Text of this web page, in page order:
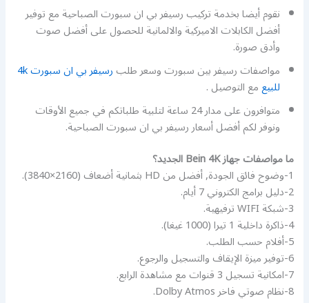
نقوم أيضا بخدمة تركيب رسيفر بي ان سبورت الصباحية مع توفير
أفضل الكابلات الاميركية والالمانية للحصول على أفضل صوت
وأدق صورة.
مواصفات رسيفر بين سبورت وسعر طلب
رسيفر بي ان سبورت 4k
للبيعمع التوصيل .
متوافرون على مدار 24 ساعة لتلبية طلباتكم في جميع الأوقات
ونوفر لكم أفضل أسعار رسيفر بي ان سبورت الصباحية.
ما مواصفات جهاز Bein 4K الجديد؟
1-وضوح فائق الجودة, أفضل من HD بثمانية أضعاف (2160×3840).
2-دليل برامج الكتروني 7 أيام.
3-شبكة WIFI ترفيهية.
4-ذاكرة داخلية 1 تيرا (1000 غيغا).
5-أفلام حسب الطلب.
6-توفير ميزة الإيقاف والتسجيل والرجوع.
7-امكانية تسجيل 3 قنوات مع مشاهدة الرابع.
8-نظام صوتي فاخر Dolby Atmos.